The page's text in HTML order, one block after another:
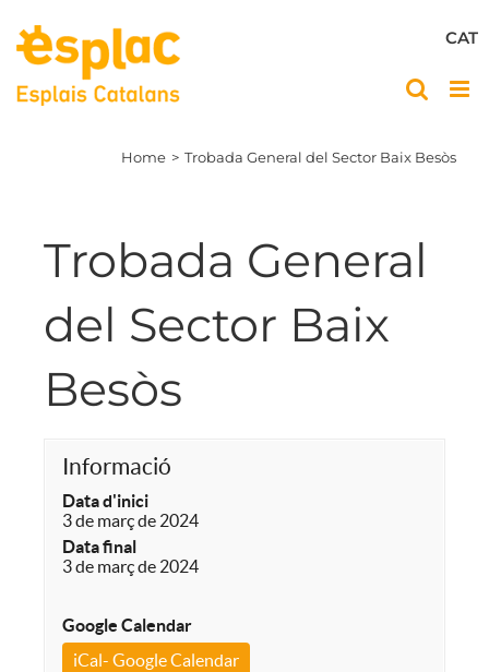
content
CAT
Home Trobada General del Sector Baix Besòs
Trobada General
del Sector Baix
Besòs
Informació
Data d'inici
3 de març de 2024
Data final
3 de març de 2024
Google Calendar
iCal- Google Calendar